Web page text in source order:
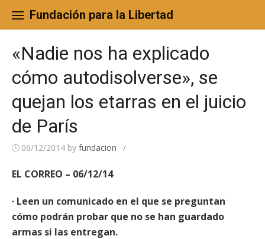
content
Fundación para la Libertad
«Nadie nos ha explicado
cómo autodisolverse», se
quejan los etarras en el juicio
de París
06/12/2014 by fundacion /
EL CORREO – 06/12/14
· Leen un comunicado en el que se preguntan
cómo podrán probar que no se han guardado
armas si las entregan.